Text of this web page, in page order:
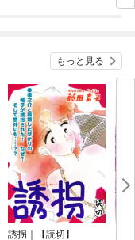
もっと見る
誘拐｜【読切】